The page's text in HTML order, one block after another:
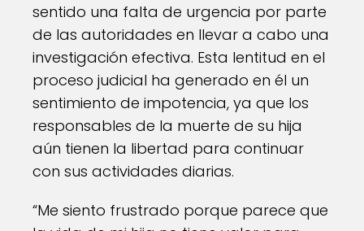
sentido una falta de urgencia por parte
de las autoridades en llevar a cabo una
investigación efectiva. Esta lentitud en el
proceso judicial ha generado en él un
sentimiento de impotencia, ya que los
responsables de la muerte de su hija
aún tienen la libertad para continuar
con sus actividades diarias.
“Me siento frustrado porque parece que